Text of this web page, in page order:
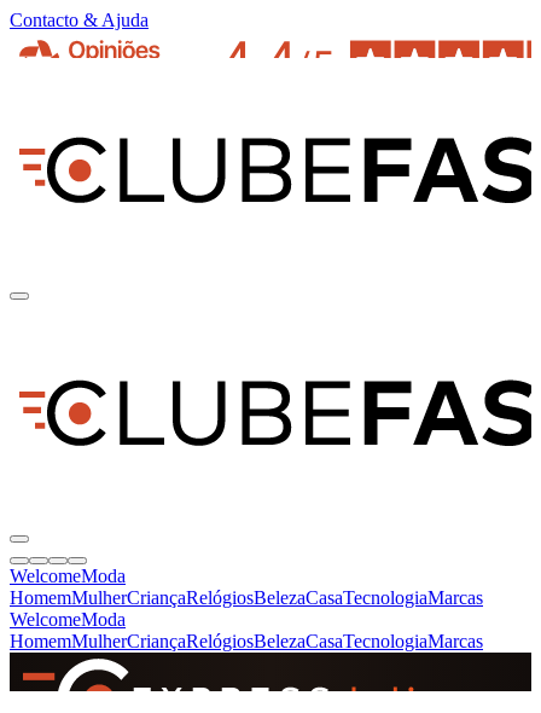
Contacto & Ajuda
WelcomeModa
HomemMulherCriançaRelógiosBelezaCasaTecnologiaMarcas
WelcomeModa
HomemMulherCriançaRelógiosBelezaCasaTecnologiaMarcas